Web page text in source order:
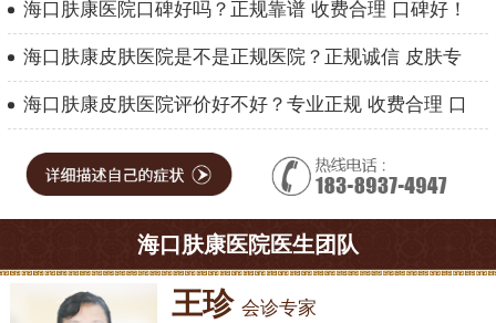
海口肤康医院口碑好吗？正规靠谱 收费合理 口碑好！
海口肤康皮肤医院是不是正规医院？正规诚信 皮肤专
海口肤康皮肤医院评价好不好？专业正规 收费合理 口
海口肤康医院医生团队
王珍 会诊专家